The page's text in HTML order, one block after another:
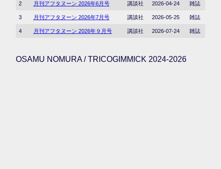
2 月刊アフタヌーン 2026年6月号 講談社 2026-04-24 雑誌
3 月刊アフタヌーン 2026年7月号 講談社 2026-05-25 雑誌
4 月刊アフタヌーン 2026年９月号 講談社 2026-07-24 雑誌
OSAMU NOMURA / TRICOGIMMICK 2024-2026